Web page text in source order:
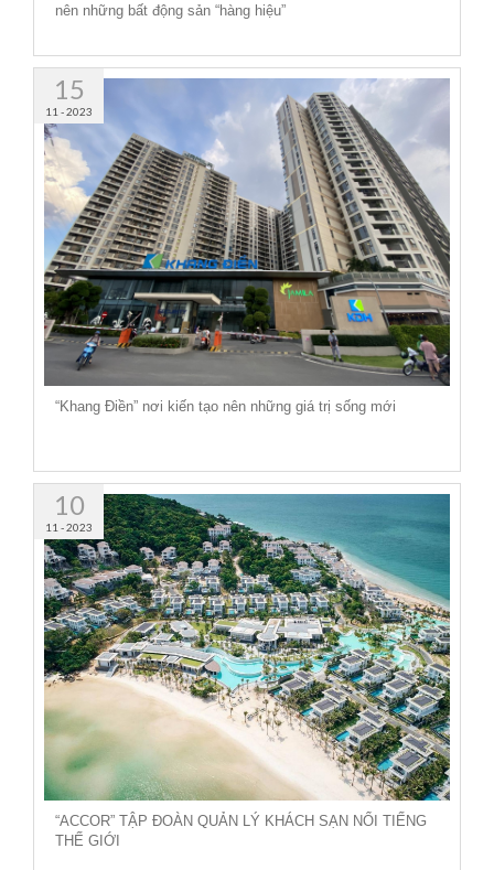
nên những bất động sản “hàng hiệu”
15
11 - 2023
“Khang Điền” nơi kiến tạo nên những giá trị sống mới
10
11 - 2023
“ACCOR” TẬP ĐOÀN QUẢN LÝ KHÁCH SẠN NỔI TIẾNG
THẾ GIỚI